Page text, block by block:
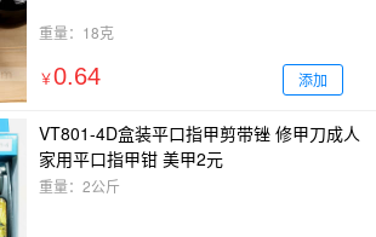
重量：18克
￥0.64 添加
VT801-4D盒装平口指甲剪带锉 修甲刀成人
家用平口指甲钳 美甲2元
重量：2公斤